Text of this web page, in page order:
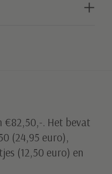
€82,50,-. Het bevat
(24,95 euro),
(12,50 euro) en